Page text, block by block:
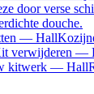
door verse
douche.
— Hall
verwijderen —
kitwerk — Hall